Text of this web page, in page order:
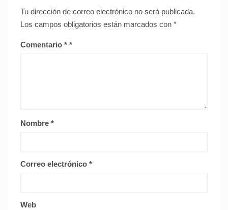
Tu dirección de correo electrónico no será publicada.
Los campos obligatorios están marcados con *
Comentario *
Nombre *
Correo electrónico *
Web